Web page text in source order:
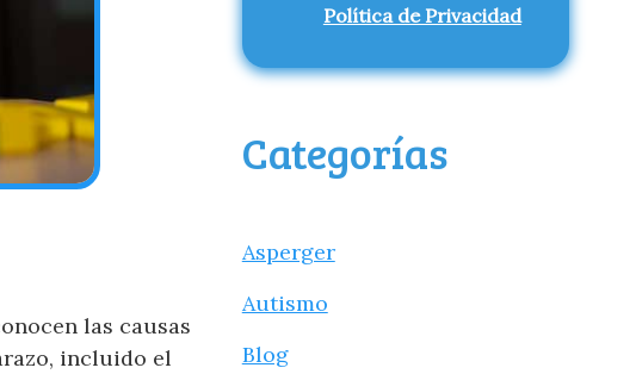
las causas
incluido el
Política de Privacidad
Categorías
Asperger
Autismo
Blog